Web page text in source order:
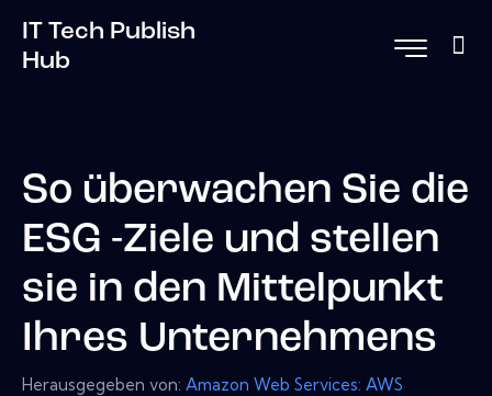
IT Tech Publish
Hub
So überwachen Sie die
ESG -Ziele und stellen
sie in den Mittelpunkt
Ihres Unternehmens
Herausgegeben von: Amazon Web Services: AWS